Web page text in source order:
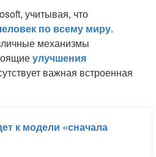
учитывая, что
по всему миру.
механизмы
улучшения
важная встроенная
к модели «сначала